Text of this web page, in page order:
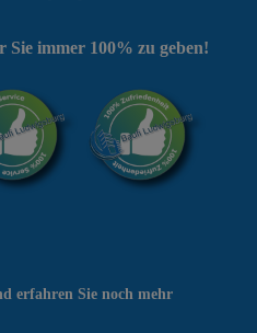
erfahren Sie noch mehr
Sie immer 100% zu geben!